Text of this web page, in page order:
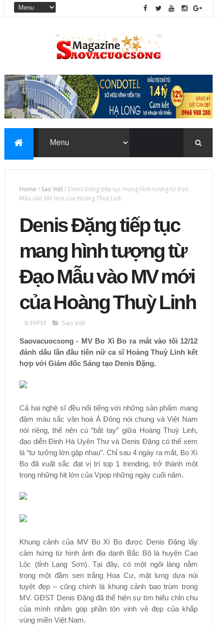
Home / Sao Việt/ Denis Đặng tiếp tục mang hình tượng từ Đạo
Mẫu vào MV mới của Hoàng Thuỳ Linh
Denis Đặng tiếp tục
mang hình tượng từ
Đạo Mẫu vào MV mới
của Hoàng Thuỳ Linh
8:39 PM Sao Việt
Saovacuocsong - MV Bo Xì Bo ra mắt vào tối 12/12
đánh dấu lần đầu tiên nữ ca sĩ Hoàng Thuỳ Linh kết
hợp với Giám đốc Sáng tạo Denis Đặng.
Cả hai nghệ sĩ đều nổi tiếng với những sản phẩm mang
đậm màu sắc văn hoá Á Đông nói chung và Việt Nam
nói riêng, thế nên cú “bắt tay” giữa Hoàng Thuỳ Linh,
đạo diễn Đinh Hà Uyên Thư và Denis Đặng có thể xem
là “tư tưởng lớn gặp nhau”. Chỉ sau 4 ngày ra mắt, Bo Xì
Bo đã xuất sắc đạt vị trí top 1 trending, trở thành một
trong những hit lớn của Vpop những ngày cuối năm.
Khung cảnh của MV Bo Xì Bo được Denis Đặng lấy
cảm hứng từ hình ảnh địa danh Bắc Bộ là huyện Cao
Lộc (tỉnh Lạng Sơn). Tại đây, có một ngôi làng nằm
trong một đầm sen trắng Hoa Cư, mặt lưng dựa núi
tuyệt đẹp – cũng chính là khung cảnh bao trùm trong
MV. GĐST Denis Đặng đã thể hiện sự tìm hiểu chỉn chu
của mình nhằm góp phần tôn vinh vẻ đẹp của khắp
vùng miền Việt Nam.